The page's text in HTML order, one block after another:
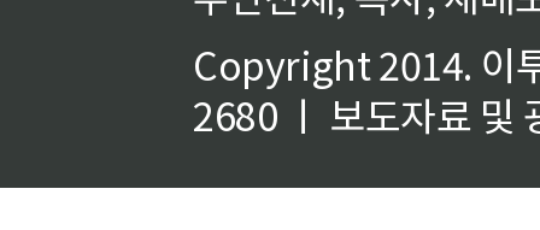
Copyright 2014. 이
2680 ㅣ 보도자료